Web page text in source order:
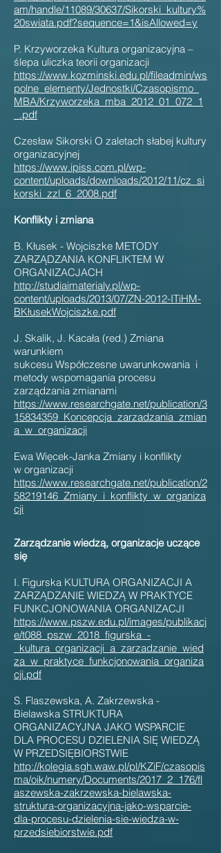
am/handle/11089/30637/Sikorski_kultury%
20swiata.pdf?sequence=1&isAllowed=y
P. Krzyworzeka Kultura organizacyjna –
ślepa uliczka teorii organizacji
https://www.kozminski.edu.pl/fileadmin/ws
polne_elementy/Jednostki/Czasopismo_
MBA/Krzyworzeka_mba_2012_01_072_1
_.pdf
Czesław Sikorski O zaletach słabej kultury
organizacyjnej
https://www.ipiss.com.pl/wp-
content/uploads/downloads/2012/11/cz_si
korski_zzl_6_2008.pdf
Konflikty i zmiana
B. Kłusek - Wojciszke METODY
ZARZĄDZANIA KONFLIKTEM W
ORGANIZACJACH
http://studiaimaterialy.pl/wp-
content/uploads/2013/07/ZN-2012-ITiHM-
BKłusekWojciszke.pdf
J. Skalik, J. Kacała (red.) Zmiana
warunkiem
sukcesu Współczesne uwarunkowania i
metody wspomagania procesu
zarządzania zmianami
https://www.researchgate.net/publication/3
15834359_Koncepcja_zarzadzania_zmian
a_w_organizacji
Ewa Więcek-Janka Zmiany i konflikty
w organizacji
https://www.researchgate.net/publication/2
58219146_Zmiany_i_konflikty_w_organiza
cji
Zarządzanie wiedzą, organizacje uczące
się
I. Figurska KULTURA ORGANIZACJI A
ZARZĄDZANIE WIEDZĄ W PRAKTYCE
FUNKCJONOWANIA ORGANIZACJI
https://www.pszw.edu.pl/images/publikacj
e/t088_pszw_2018_figurska_-
_kultura_organizacji_a_zarzadzanie_wied
za_w_praktyce_funkcjonowania_organiza
cji.pdf
S. Flaszewska, A. Zakrzewska -
Bielawska STRUKTURA
ORGANIZACYJNA JAKO WSPARCIE
DLA PROCESU DZIELENIA SIĘ WIEDZĄ
W PRZEDSIĘBIORSTWIE
http://kolegia.sgh.waw.pl/pl/KZiF/czasopis
ma/oik/numery/Documents/2017_2_176/fl
aszewska-zakrzewska-bielawska-
struktura-organizacyjna-jako-wsparcie-
dla-procesu-dzielenia-sie-wiedza-w-
przedsiebiorstwie.pdf